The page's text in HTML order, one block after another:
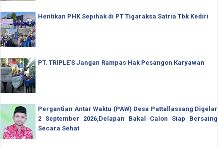
Hentikan PHK Sepihak di PT Tigaraksa Satria Tbk Kediri
PT. TRIPLE'S Jangan Rampas Hak Pesangon Karyawan
Pergantian Antar Waktu (PAW) Desa Pattallassang Digelar
2 September 2026,Delapan Bakal Calon Siap Bersaing
Secara Sehat